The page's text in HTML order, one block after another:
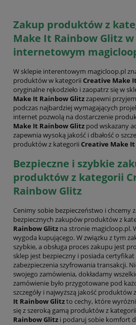
Zakup produktów z
Make It Rainbow Glitz
internetowym
W sklepie interentowym magicloop.pl
produktów w kategorii Creative Make
oryginalne rękodzieło i zaopatrz się w
Make It Rainbow Glitzzapewni
podczas najbardziej wymagających
internet pozwolą na dostarczenie
Make It Rainbow Glitz pod wskazany
zapewnia wysoką jakość i dbałość o
produktów z kategorii Creative Make
Bezpieczne i szybkie
produktów z kategorii
Rainbow Glitz
Cenimy sobie bezpieczeństwo i chcemy
bezpiecznych zakupów produktów z
Rainbow Glitz na stronie magicloop.pl.
wygoda kupującego. W związku z tym
szybkie, a obsługa proces zakupu jest
sklep jest bezpieczny i posiada certyfikat
zabezpieczenia szyfrowania transakcji.
swojego zamówienia, dokładamy
zamówienie było przygotowane pod
szczegóły i najwyższą jakość produktów
It Rainbow Glitzto cechy, które
się z szeroką gamą produktów z kategorii
Rainbow Glitz i podaruj sobie komfort